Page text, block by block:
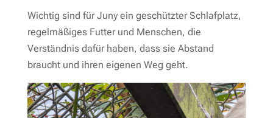
Wichtig sind für Juny ein geschützter Schlafplatz,
regelmäßiges Futter und Menschen, die
Verständnis dafür haben, dass sie Abstand
braucht und ihren eigenen Weg geht.